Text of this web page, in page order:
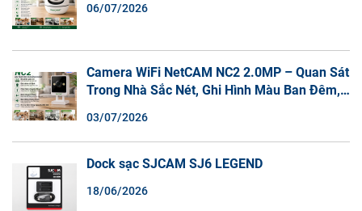
06/07/2026
Camera WiFi NetCAM NC2 2.0MP – Quan Sát
Trong Nhà Sắc Nét, Ghi Hình Màu Ban Đêm,
03/07/2026
Dock sạc SJCAM SJ6 LEGEND
18/06/2026